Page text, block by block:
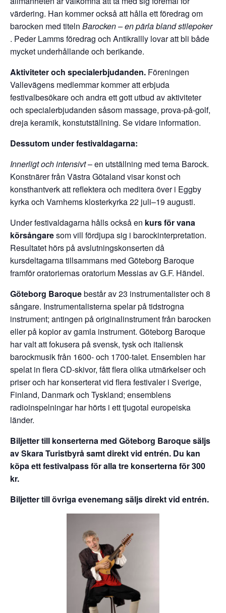
värdering. Han kommer också att hålla ett föredrag om
barocken med titeln Barocken – en pärla bland stilepoker
. Peder Lamms föredrag och Antikrallly lovar att bli både
mycket underhållande och berikande.
Aktiviteter och specialerbjudanden. Föreningen
Vallevägens medlemmar kommer att erbjuda
festivalbesökare och andra ett gott utbud av aktiviteter
och specialerbjudanden såsom massage, prova-på-golf,
dreja keramik, konstutställning. Se vidare information.
Dessutom under festivaldagarna:
Innerligt och intensivt– en utställning med tema Barock.
Konstnärer från Västra Götaland visar konst och
konsthantverk att reflektera och meditera över i Eggby
kyrka och Varnhems klosterkyrka 22 juli–19 augusti.
Under festivaldagarna hålls också en kurs för vana
körsångaresom vill fördjupa sig i barockinterpretation.
Resultatet hörs på avslutningskonserten då
kursdeltagarna tillsammans med Göteborg Baroque
framför oratoriernas oratorium Messias av G.F. Händel.
Göteborg Baroquebestår av 23 instrumentalister och 8
sångare. Instrumentalisterna spelar på tidstrogna
instrument; antingen på originalinstrument från barocken
eller på kopior av gamla instrument. Göteborg Baroque
har valt att fokusera på svensk, tysk och italiensk
barockmusik från 1600- och 1700-talet. Ensemblen har
spelat in flera CD-skivor, fått flera olika utmärkelser och
priser och har konserterat vid flera festivaler i Sverige,
Finland, Danmark och Tyskland; ensemblens
radioinspelningar har hörts i ett tjugotal europeiska
länder.
Biljettertill konserterna med Göteborg Baroque säljs
av Skara Turistbyrå samt direkt vid entrén. Du kan
köpa ett festivalpass för alla tre konserterna för 300
kr.
Biljetter till övriga evenemang säljs direkt vid entrén.